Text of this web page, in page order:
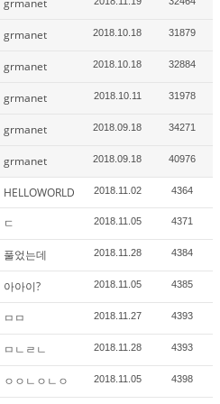
grmanet
grmanet 2018.10.18 31879
grmanet 2018.10.18 32884
grmanet 2018.10.11 31978
grmanet 2018.09.18 34271
grmanet 2018.09.18 40976
HELLOWORLD 2018.11.02 4364
ㄷ 2018.11.05 4371
풀었는데 2018.11.28 4384
아아이? 2018.11.05 4385
ㅁㅁ 2018.11.27 4393
ㅁㄴㄹㄴ 2018.11.28 4393
ㅇㅇㄴㅇㄴㅇ 2018.11.05 4398